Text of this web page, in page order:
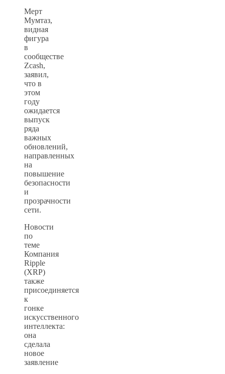
Мерт
Мумтаз,
видная
фигура
в
сообществе
Zcash,
заявил,
что в
этом
году
ожидается
выпуск
ряда
важных
обновлений,
направленных
на
повышение
безопасности
и
прозрачности
сети.
Новости
по
теме
Компания
Ripple
(XRP)
также
присоединяется
к
гонке
искусственного
интеллекта:
она
сделала
новое
заявление